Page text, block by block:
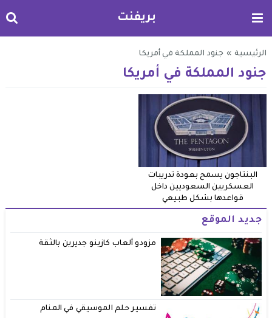
بريفنت
الرئيسية » جنود المملكة في أمريكا
جنود المملكة في أمريكا
البنتاجون يسمح بعودة تدريبات
العسكريين السعوديين داخل
قواعدها بشكل طبيعي
جديد الموقع
مزودو ألعاب كازينو جديرين بالثقة
تفسير حلم الموسيقي في المنام